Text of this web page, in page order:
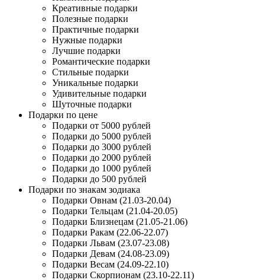
Креативные подарки
Полезные подарки
Практичные подарки
Нужные подарки
Лучшие подарки
Романтические подарки
Стильные подарки
Уникальные подарки
Удивительные подарки
Шуточные подарки
Подарки по цене
Подарки от 5000 рублей
Подарки до 5000 рублей
Подарки до 3000 рублей
Подарки до 2000 рублей
Подарки до 1000 рублей
Подарки до 500 рублей
Подарки по знакам зодиака
Подарки Овнам (21.03-20.04)
Подарки Тельцам (21.04-20.05)
Подарки Близнецам (21.05-21.06)
Подарки Ракам (22.06-22.07)
Подарки Львам (23.07-23.08)
Подарки Девам (24.08-23.09)
Подарки Весам (24.09-22.10)
Подарки Скорпионам (23.10-22.11)